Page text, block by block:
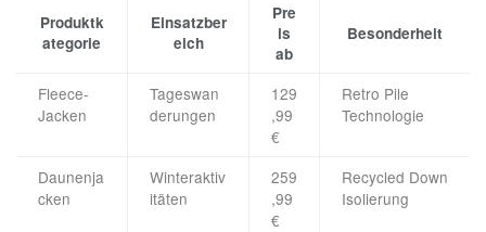
Produktk
ategorie
Einsatzber
eich
Pre
is
ab
Besonderheit
Fleece-
Jacken
Tageswan
derungen
129
,99
€
Retro Pile
Technologie
Daunenja
cken
Winteraktiv
itäten
259
,99
€
Recycled Down
Isolierung